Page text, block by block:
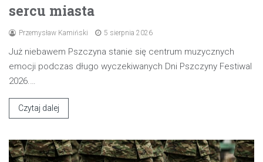
sercu miasta
Przemysław Kamiński 5 sierpnia 2026
Już niebawem Pszczyna stanie się centrum muzycznych
emocji podczas długo wyczekiwanych Dni Pszczyny Festiwal
2026.…
Czytaj dalej